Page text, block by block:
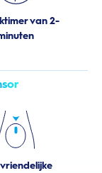
van 2-